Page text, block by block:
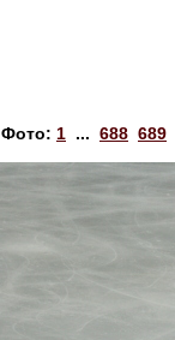
Фото: 1 ... 688 689